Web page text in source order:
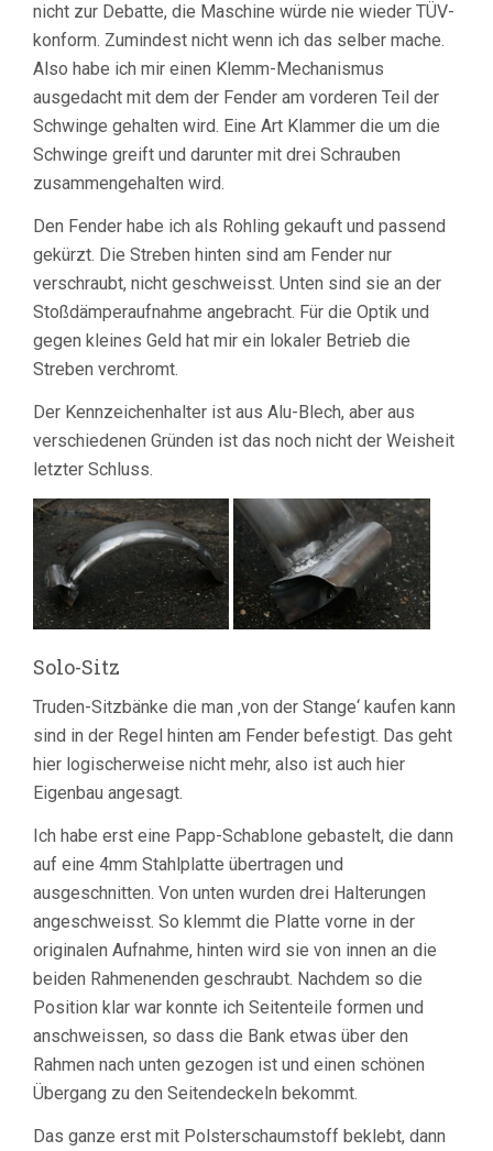
nicht zur Debatte, die Maschine würde nie wieder TÜV-
konform. Zumindest nicht wenn ich das selber mache.
Also habe ich mir einen Klemm-Mechanismus
ausgedacht mit dem der Fender am vorderen Teil der
Schwinge gehalten wird. Eine Art Klammer die um die
Schwinge greift und darunter mit drei Schrauben
zusammengehalten wird.
Den Fender habe ich als Rohling gekauft und passend
gekürzt. Die Streben hinten sind am Fender nur
verschraubt, nicht geschweisst. Unten sind sie an der
Stoßdämperaufnahme angebracht. Für die Optik und
gegen kleines Geld hat mir ein lokaler Betrieb die
Streben verchromt.
Der Kennzeichenhalter ist aus Alu-Blech, aber aus
verschiedenen Gründen ist das noch nicht der Weisheit
letzter Schluss.
Solo-Sitz
Truden-Sitzbänke die man ‚von der Stange‘ kaufen kann
sind in der Regel hinten am Fender befestigt. Das geht
hier logischerweise nicht mehr, also ist auch hier
Eigenbau angesagt.
Ich habe erst eine Papp-Schablone gebastelt, die dann
auf eine 4mm Stahlplatte übertragen und
ausgeschnitten. Von unten wurden drei Halterungen
angeschweisst. So klemmt die Platte vorne in der
originalen Aufnahme, hinten wird sie von innen an die
beiden Rahmenenden geschraubt. Nachdem so die
Position klar war konnte ich Seitenteile formen und
anschweissen, so dass die Bank etwas über den
Rahmen nach unten gezogen ist und einen schönen
Übergang zu den Seitendeckeln bekommt.
Das ganze erst mit Polsterschaumstoff beklebt, dann